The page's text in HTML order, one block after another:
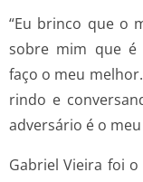
“Eu brinco que o
sobre mim que é
faço o meu
rindo e
adversário é o
Gabriel Vieira foi